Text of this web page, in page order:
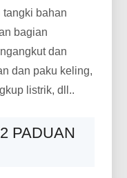
tangki bahan
bagian
dan
dan paku keling,
listrik, dll..
PADUAN